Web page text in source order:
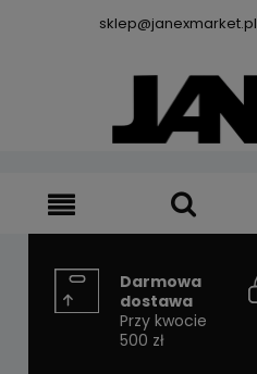
sklep@janexmarket.pl
Darmowa
dostawa
Przy kwocie
500 zł